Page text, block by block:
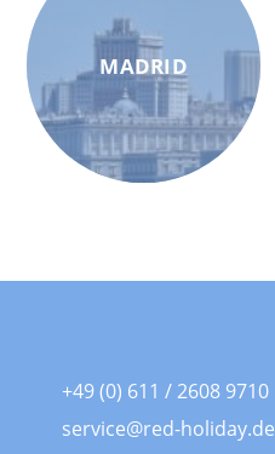
MADRID
+49 (0) 611 / 2608 9710
service@red-holiday.de